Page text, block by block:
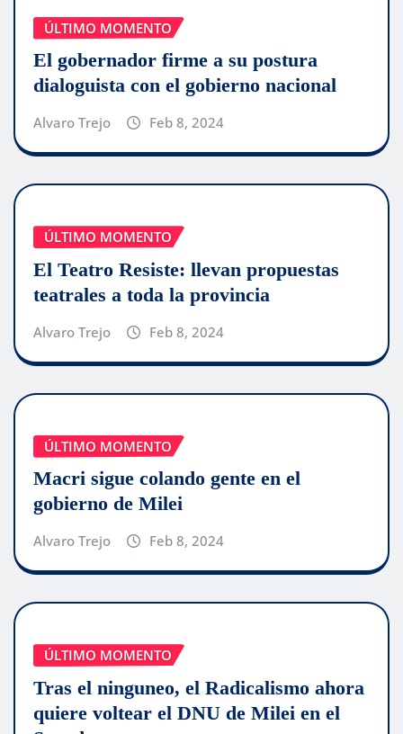
ÚLTIMO MOMENTO
El gobernador firme a su postura
dialoguista con el gobierno nacional
Alvaro Trejo Feb 8, 2024
ÚLTIMO MOMENTO
El Teatro Resiste: llevan propuestas
teatrales a toda la provincia
Alvaro Trejo Feb 8, 2024
ÚLTIMO MOMENTO
Macri sigue colando gente en el
gobierno de Milei
Alvaro Trejo Feb 8, 2024
ÚLTIMO MOMENTO
Tras el ninguneo, el Radicalismo ahora
quiere voltear el DNU de Milei en el